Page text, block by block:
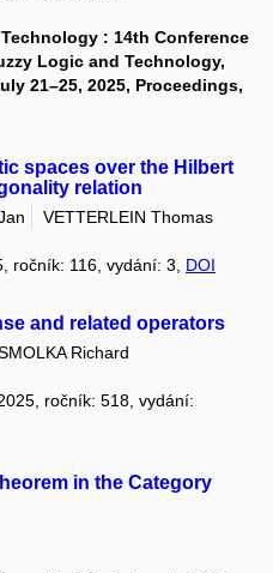
: 14th Conference
Logic and Technology,
21–25, 2025, Proceedings,
spaces over the Hilbert
relation
VETTERLEIN Thomas
ročník: 116, vydání: 3, DOI
and related operators
Richard
ročník: 518, vydání:
in the Category